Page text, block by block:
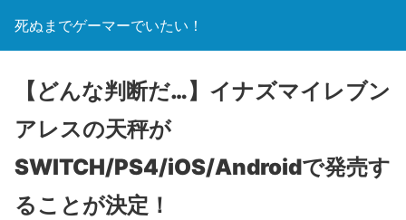
死ぬまでゲーマーでいたい！
【どんな判断だ…】イナズマイレブン
アレスの天秤が
SWITCH/PS4/iOS/Androidで発売す
ることが決定！